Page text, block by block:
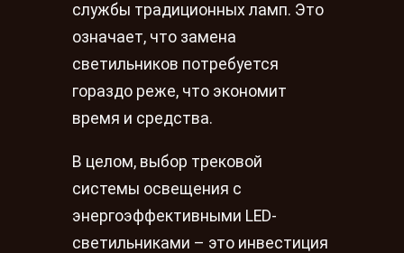
службы традиционных ламп. Это
означает, что замена
светильников потребуется
гораздо реже, что экономит
время и средства.
В целом, выбор трековой
системы освещения с
энергоэффективными LED-
светильниками – это инвестиция